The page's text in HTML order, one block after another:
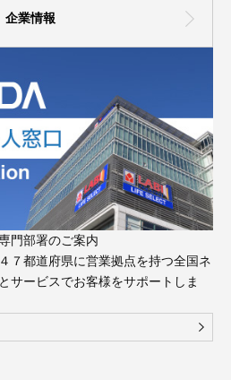
企業情報
門部署のご案内
７都道府県に営業拠点を持つ全国ネ
サービスでお客様をサポートしま